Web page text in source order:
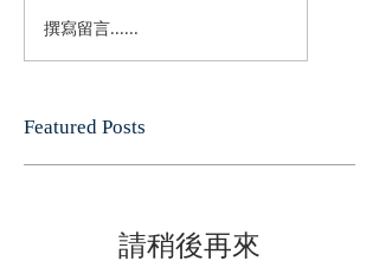
撰寫留言......
Featured Posts
請稍後再來